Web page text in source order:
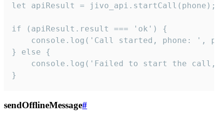
let apiResult = jivo_api.startCall(phone);
if (apiResult.result === 'ok') {
console.log('Call started, phone: ',
} else {
console.log('Failed to start the
}
sendOfflineMessage#